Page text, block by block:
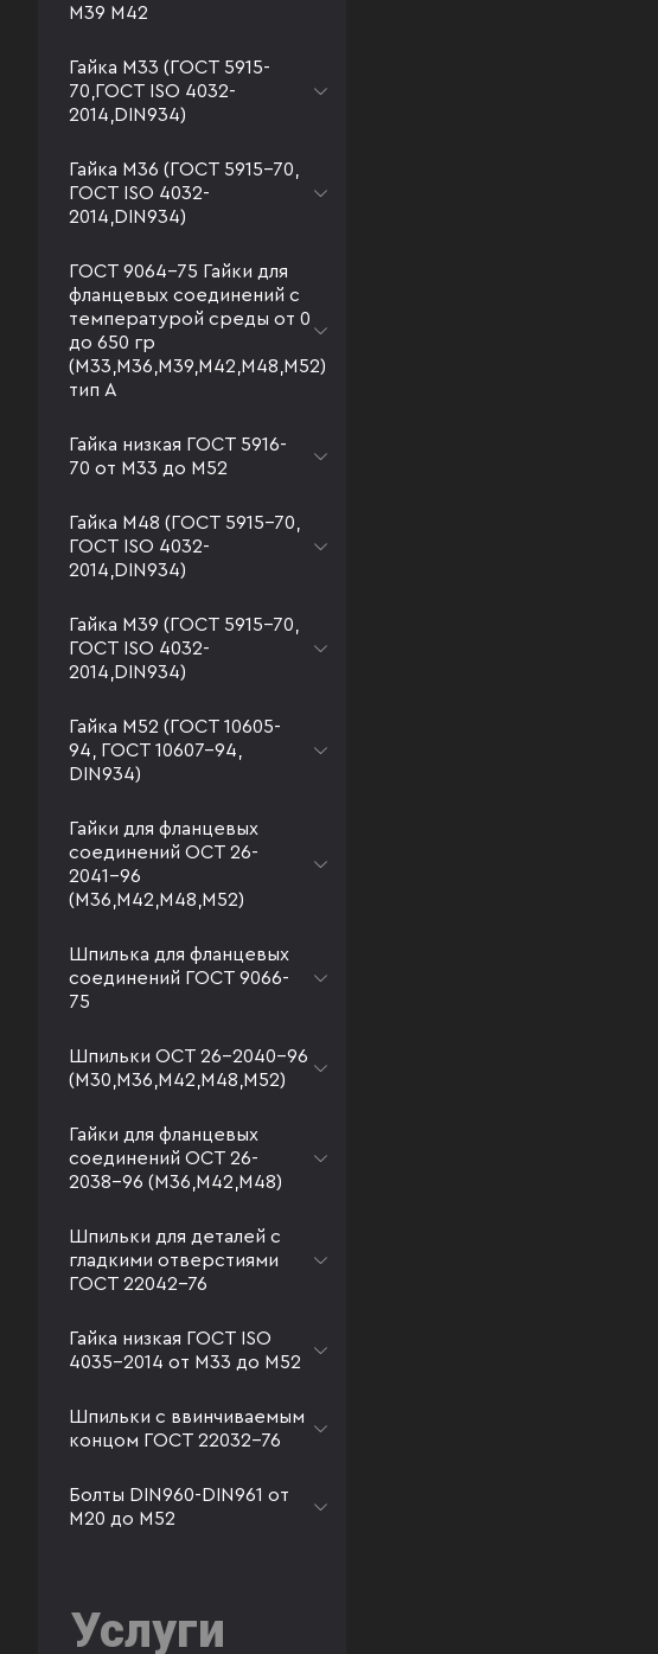
М39 М42
Гайка М33 (ГОСТ 5915-
70,ГОСТ ISO 4032-
2014,DIN934)
Гайка М36 (ГОСТ 5915-70,
ГОСТ ISO 4032-
2014,DIN934)
ГОСТ 9064-75 Гайки для
фланцевых соединений с
температурой среды от 0
до 650 гр
(М33,М36,М39,М42,М48,М52)
тип А
Гайка низкая ГОСТ 5916-
70 от М33 до М52
Гайка М48 (ГОСТ 5915-70,
ГОСТ ISO 4032-
2014,DIN934)
Гайка М39 (ГОСТ 5915-70,
ГОСТ ISO 4032-
2014,DIN934)
Гайка М52 (ГОСТ 10605-
94, ГОСТ 10607-94,
DIN934)
Гайки для фланцевых
соединений ОСТ 26-
2041-96
(М36,М42,М48,М52)
Шпилька для фланцевых
соединений ГОСТ 9066-
75
Шпильки ОСТ 26-2040-96
(М30,М36,М42,М48,М52)
Гайки для фланцевых
соединений ОСТ 26-
2038-96 (М36,М42,М48)
Шпильки для деталей с
гладкими отверстиями
ГОСТ 22042-76
Гайка низкая ГОСТ ISO
4035-2014 от М33 до М52
Шпильки с ввинчиваемым
концом ГОСТ 22032-76
Болты DIN960-DIN961 от
М20 до М52
Услуги